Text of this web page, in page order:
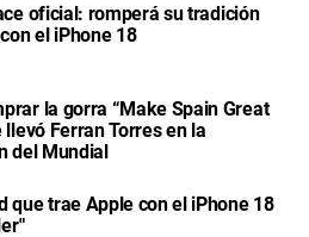
oficial: romperá su tradición
el iPhone 18
la gorra “Make Spain Great
llevó Ferran Torres en la
del Mundial
que trae Apple con el iPhone 18